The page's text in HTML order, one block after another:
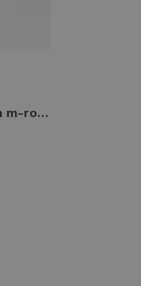
Petrol men shorts denim m-ros-sho001 Korte broeken 9705 black stone